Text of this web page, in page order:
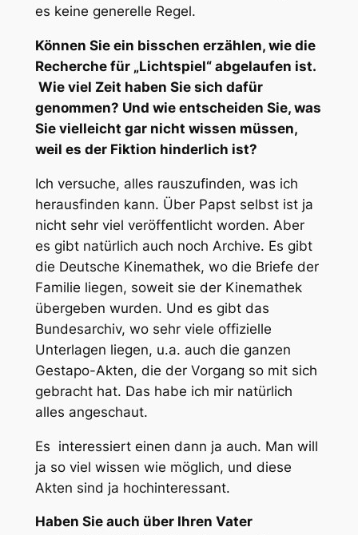
es keine generelle Regel.
Können Sie ein bisschen erzählen, wie die
Recherche für „Lichtspiel“ abgelaufen ist.
Wie viel Zeit haben Sie sich dafür
genommen? Und wie entscheiden Sie, was
Sie vielleicht gar nicht wissen müssen,
weil es der Fiktion hinderlich ist?
Ich versuche, alles rauszufinden, was ich
herausfinden kann. Über Papst selbst ist ja
nicht sehr viel veröffentlicht worden. Aber
es gibt natürlich auch noch Archive. Es gibt
die Deutsche Kinemathek, wo die Briefe der
Familie liegen, soweit sie der Kinemathek
übergeben wurden. Und es gibt das
Bundesarchiv, wo sehr viele offizielle
Unterlagen liegen, u.a. auch die ganzen
Gestapo-Akten, die der Vorgang so mit sich
gebracht hat. Das habe ich mir natürlich
alles angeschaut.
Es interessiert einen dann ja auch. Man will
ja so viel wissen wie möglich, und diese
Akten sind ja hochinteressant.
Haben Sie auch über Ihren Vater